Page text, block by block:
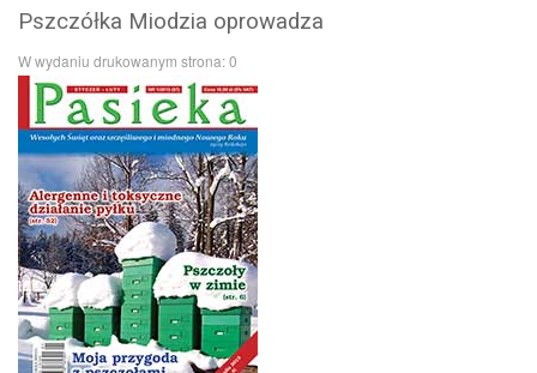
Pszczółka Miodzia oprowadza
W wydaniu drukowanym strona:0